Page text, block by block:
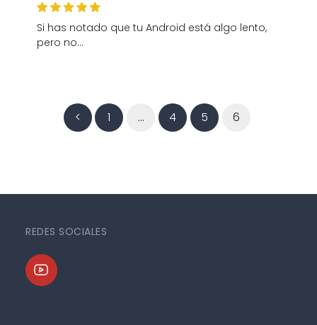
Si has notado que tu Android está algo lento,
pero no…
< 1 … 4 5 6
REDES SOCIALES